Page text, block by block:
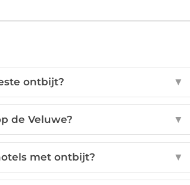
ontbijt? ▼
de Veluwe? ▼
met ontbijt? ▼